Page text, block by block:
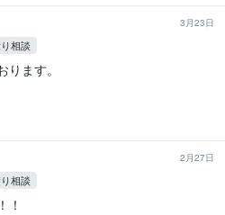
3月23日
相談
ます。
2月27日
相談
！